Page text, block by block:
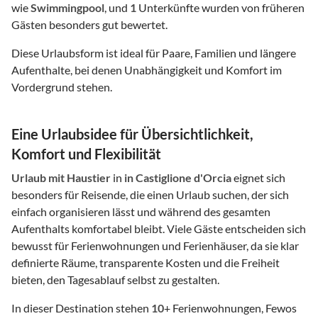
wieSwimmingpool, und 1 Unterkünfte wurden von früheren
Gästen besonders gut bewertet.
Diese Urlaubsform ist ideal für Paare, Familien und längere
Aufenthalte, bei denen Unabhängigkeit und Komfort im
Vordergrund stehen.
Eine Urlaubsidee für Übersichtlichkeit,
Komfort und Flexibilität
Urlaub mit Haustier in in Castiglione d'Orciaeignet sich
besonders für Reisende, die einen Urlaub suchen, der sich
einfach organisieren lässt und während des gesamten
Aufenthalts komfortabel bleibt. Viele Gäste entscheiden sich
bewusst für Ferienwohnungen und Ferienhäuser, da sie klar
definierte Räume, transparente Kosten und die Freiheit
bieten, den Tagesablauf selbst zu gestalten.
In dieser Destination stehen 10+ Ferienwohnungen, Fewos